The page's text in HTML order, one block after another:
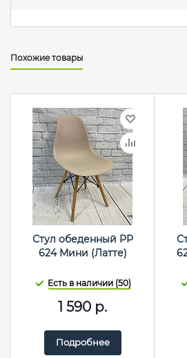
Похожие товары
Стул обеденный PP
624 Мини (Латте)
Есть в наличии (50)
1 590 р.
Подробнее